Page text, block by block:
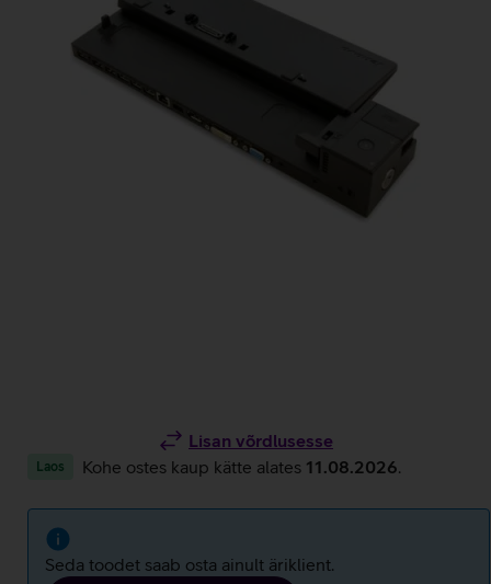
Lisan võrdlusesse
Laos Kohe ostes kaup kätte alates 11.08.2026
Seda toodet saab osta ainult äriklient.